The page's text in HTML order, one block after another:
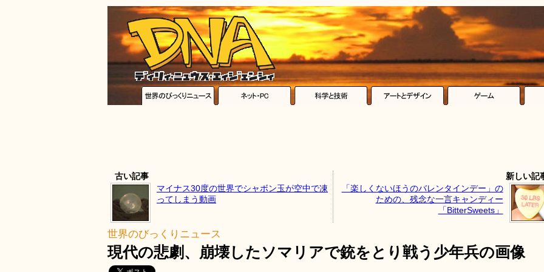
古い記事
マイナス30度の世界でシャボン玉が空中で凍
ってしまう動画
新しい記
「楽しくないほうのバレンタインデー」の
ための、残念な一言キャンディー
「BitterSweets」
世界のびっくりニュース
現代の悲劇、崩壊したソマリアで銃をとり戦う少年兵の画像